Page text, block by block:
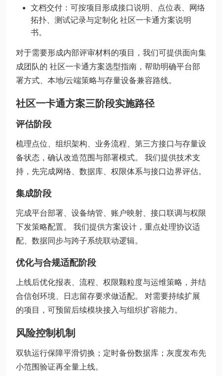
文档交付：可按项目形成接口说明、点位表、网络
拓扑、测试记录与定制化 社区一卡通方案说明
书。
对于需要形成内部评审材料的项目，我们可提供面向集
成团队的 社区一卡通方案选型指南，帮助明确平台部
署方式、本地/云端策略与存量设备兼容路线。
社区一卡通方案三阶段实施路径
评估阶段
梳理点位、组织架构、业务流程、第三方接口与存量设
备状态，确认改造范围与部署模式。 我们提供技术支
持，先完成网络、数据库、权限体系与接口边界评估。
集成阶段
完成平台部署、设备纳管、账户映射、接口联调与权限
下发策略配置。 我们提供方案设计，重点处理协议适
配、数据同步与跨子系统联动逻辑。
优化与合规适配阶段
上线后优化报表、流程、权限颗粒度与运维策略，并结
合信创环境、日志留存要求做适配。 对需要持续扩展
的项目，可预留后续模块接入与组织扩容能力。
风险控制机制
双轨运行保障平滑切换；定时备份数据库；灰度发布先
小范围验证再全量上线。